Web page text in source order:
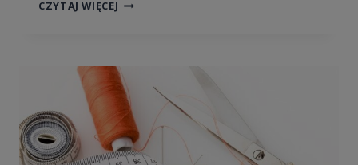
CZYTAJ WIĘCEJ ZDARZENIA W